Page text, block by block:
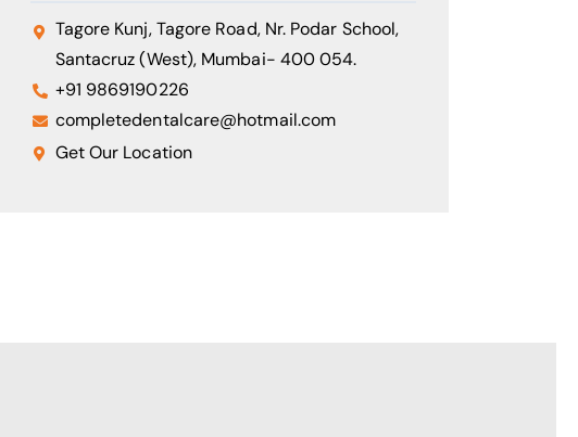
Tagore Kunj, Tagore Road, Nr. Podar School,
Santacruz (West), Mumbai- 400 054.
+91 9869190226
completedentalcare@hotmail.com
Get Our Location